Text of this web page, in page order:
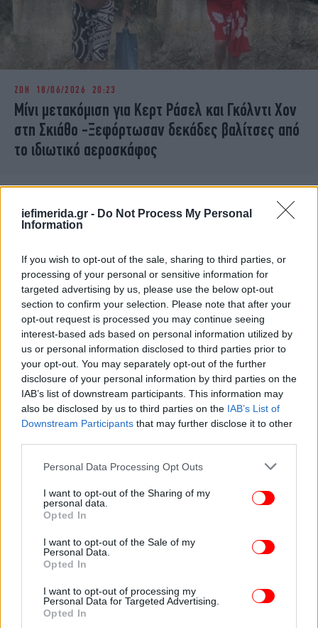
iefimerida.gr - Do Not Process My Personal
Information
If you wish to opt-out of the sale, sharing to third parties, or
processing of your personal or sensitive information for
targeted advertising by us, please use the below opt-out
section to confirm your selection. Please note that after your
opt-out request is processed you may continue seeing
interest-based ads based on personal information utilized by
us or personal information disclosed to third parties prior to
your opt-out. You may separately opt-out of the further
disclosure of your personal information by third parties on the
IAB’s list of downstream participants. This information may
also be disclosed by us to third parties on the IAB’s List of
Downstream Participants that may further disclose it to other
Please note that this website/app uses one or more Google
not limited to your visit or usage behaviour. You may click to
grant or deny consent to Google and its third-party tags to
use your data for below specified purposes in below Google
consent section.
Personal Data Processing Opt Outs
I want to opt-out of the Sharing of my
personal data.
Opted In
I want to opt-out of the Sale of my
Personal Data.
Opted In
I want to opt-out of processing my
Personal Data for Targeted Advertising.
Opted In
ΖΩΗ 18/06/2026 20:23
Μίνι μετακόμιση για Κερτ Ράσελ και Γκόλντι Χον
στη Σκιάθο -Ξεφόρτωσαν δεκάδες βαλίτσες από
το ιδιωτικό αεροσκάφος
ΟΙΚΟΝΟΜΙΑ 08/06/2026 07:14
Πώς η χώρα θα μπορούσε να γίνει προορισμός
για προπονήσεις -Το νέο εγχείρημα στη Σκιάθο